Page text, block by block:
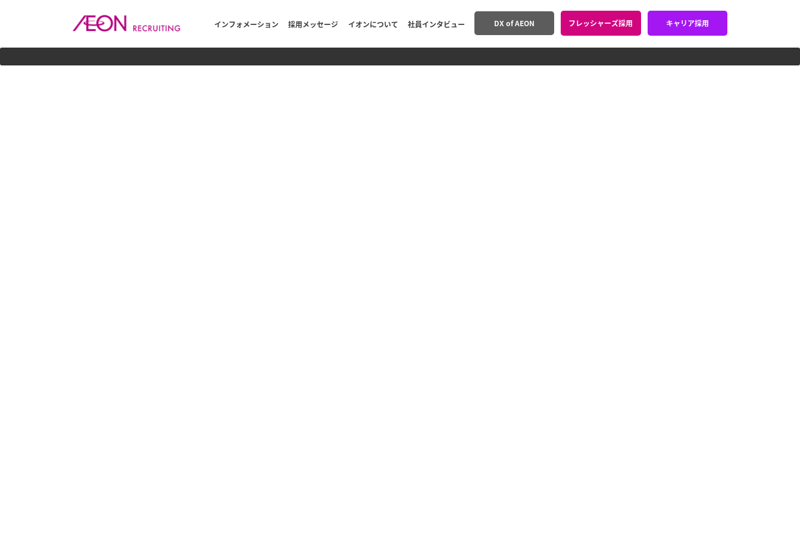
>AEON RECRUITING
インフォメーション 採用メッセージ イオンについて 社員インタビュー DX of AEON フレッシャーズ採用 キャリア採用